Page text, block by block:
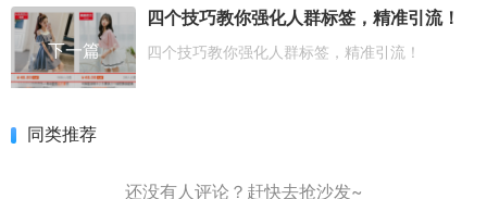
下一篇
四个技巧教你强化人群标签，精准引流！
四个技巧教你强化人群标签，精准引流！
同类推荐